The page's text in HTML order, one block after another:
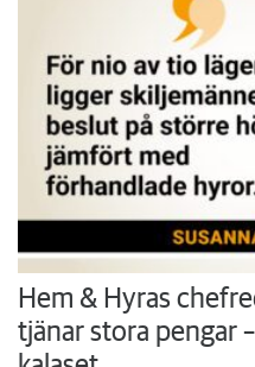
Hem & Hyras
tjänar stora pengar